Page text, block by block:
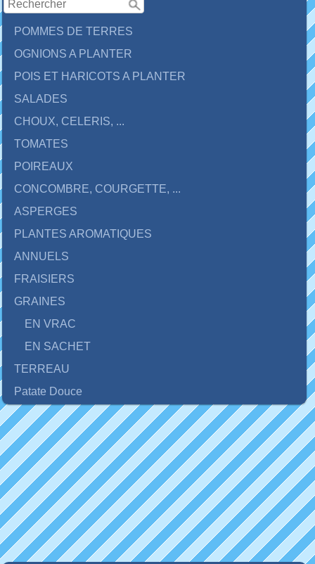
POMMES DE TERRES
OGNIONS A PLANTER
POIS ET HARICOTS A PLANTER
SALADES
CHOUX, CELERIS, ...
TOMATES
POIREAUX
CONCOMBRE, COURGETTE, ...
ASPERGES
PLANTES AROMATIQUES
ANNUELS
FRAISIERS
GRAINES
EN VRAC
EN SACHET
TERREAU
Patate Douce